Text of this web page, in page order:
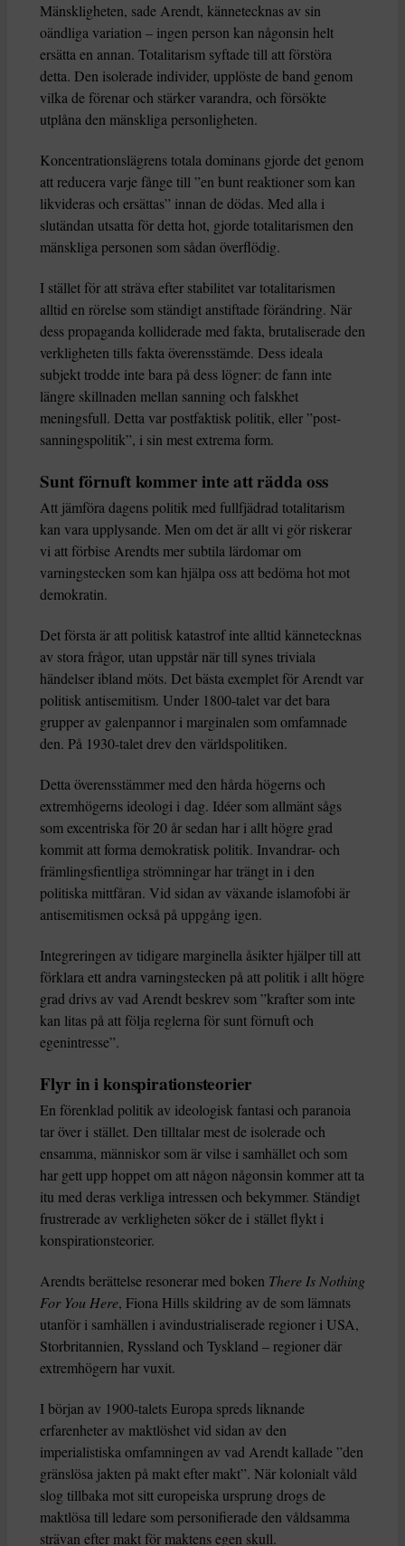
Mänskligheten, sade Arendt, kännetecknas av sin
oändliga variation – ingen person kan någonsin helt
ersätta en annan. Totalitarism syftade till att förstöra
detta. Den isolerade individer, upplöste de band genom
vilka de förenar och stärker varandra, och försökte
utplåna den mänskliga personligheten.
Koncentrationslägrens totala dominans gjorde det genom
att reducera varje fånge till ”en bunt reaktioner som kan
likvideras och ersättas” innan de dödas. Med alla i
slutändan utsatta för detta hot, gjorde totalitarismen den
mänskliga personen som sådan överflödig.
I stället för att sträva efter stabilitet var totalitarismen
alltid en rörelse som ständigt anstiftade förändring. När
dess propaganda kolliderade med fakta, brutaliserade den
verkligheten tills fakta överensstämde. Dess ideala
subjekt trodde inte bara på dess lögner: de fann inte
längre skillnaden mellan sanning och falskhet
meningsfull. Detta var postfaktisk politik, eller ”post-
sanningspolitik”, i sin mest extrema form.
Sunt förnuft kommer inte att rädda oss
Att jämföra dagens politik med fullfjädrad totalitarism
kan vara upplysande. Men om det är allt vi gör riskerar
vi att förbise Arendts mer subtila lärdomar om
varningstecken som kan hjälpa oss att bedöma hot mot
demokratin.
Det första är att politisk katastrof inte alltid kännetecknas
av stora frågor, utan uppstår när till synes triviala
händelser ibland möts. Det bästa exemplet för Arendt var
politisk antisemitism. Under 1800-talet var det bara
grupper av galenpannor i marginalen som omfamnade
den. På 1930-talet drev den världspolitiken.
Detta överensstämmer med den hårda högerns och
extremhögerns ideologi i dag. Idéer som allmänt sågs
som excentriska för 20 år sedan har i allt högre grad
kommit att forma demokratisk politik. Invandrar- och
främlingsfientliga strömningar har trängt in i den
politiska mittfåran. Vid sidan av växande islamofobi är
antisemitismen också på uppgång igen.
Integreringen av tidigare marginella åsikter hjälper till att
förklara ett andra varningstecken på att politik i allt högre
grad drivs av vad Arendt beskrev som ”krafter som inte
kan litas på att följa reglerna för sunt förnuft och
egenintresse”.
Flyr in i konspirationsteorier
En förenklad politik av ideologisk fantasi och paranoia
tar över i stället. Den tilltalar mest de isolerade och
ensamma, människor som är vilse i samhället och som
har gett upp hoppet om att någon någonsin kommer att ta
itu med deras verkliga intressen och bekymmer. Ständigt
frustrerade av verkligheten söker de i stället flykt i
konspirationsteorier.
Arendts berättelse resonerar med boken There Is Nothing
For You Here, Fiona Hills skildring av de som lämnats
utanför i samhällen i avindustrialiserade regioner i USA,
Storbritannien, Ryssland och Tyskland – regioner där
extremhögern har vuxit.
I början av 1900-talets Europa spreds liknande
erfarenheter av maktlöshet vid sidan av den
imperialistiska omfamningen av vad Arendt kallade ”den
gränslösa jakten på makt efter makt”. När kolonialt våld
slog tillbaka mot sitt europeiska ursprung drogs de
maktlösa till ledare som personifierade den våldsamma
strävan efter makt för maktens egen skull.